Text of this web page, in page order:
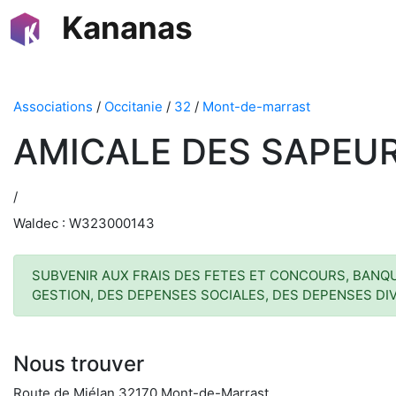
Kananas
Associations / Occitanie / 32 / Mont-de-marrast
AMICALE DES
/
Waldec : W323000143
SUBVENIR AUX FRAIS DES FETES ET CONCOURS,
GESTION, DES DEPENSES SOCIALES, DES DEPENSES
Nous trouver